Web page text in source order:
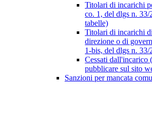
Titolari di incarichi
co. 1, del dlgs n.
tabelle)
Titolari di incarichi
direzione o di
1-bis, del dlgs n. 33/
Cessati dall'incarico
pubblicare sul sito
Sanzioni per mancata